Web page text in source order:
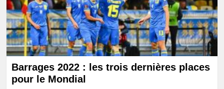
Barrages 2022 : les trois dernières places
pour le Mondial